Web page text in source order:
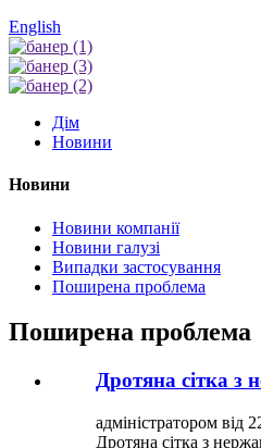
English
Дім
Новини
Новини
Новини компанії
Новини галузі
Випадки застосування
Поширена проблема
Поширена проблема
Дротяна сітка з
адміністратором від
Дротяна сітка з